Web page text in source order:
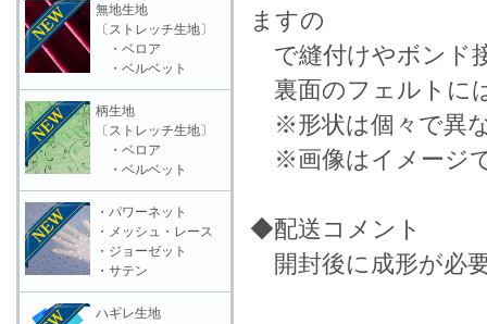
ますの
で縫付けやボンド
裏面のフェルトに
※形状は個々で異
※画像はイメージ
◆配送コメント
開封後に成形が必
無地生地
〔ストレッチ生地〕
・ベロア
・ベルベット
柄生地
〔ストレッチ生地〕
・ベロア
・ベルベット
・パワーネット
・メッシュ・レース
・ジョーゼット
・サテン
ハギレ生地